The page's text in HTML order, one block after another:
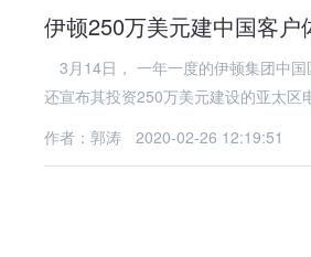
伊顿250万美元建中国客户
3月14日， 一年一度的伊顿集团中
还宣布其投资250万美元建设的亚太
作者：郭涛
2020-02-26 12:19:51